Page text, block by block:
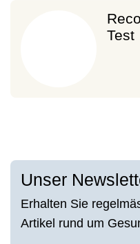
Test
Unser
Erhalten Sie
Artikel rund um